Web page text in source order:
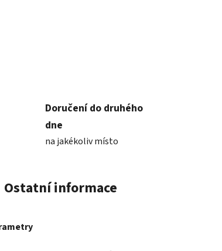
Doručení do druhého
dne
na jakékoliv místo
Ostatní informace